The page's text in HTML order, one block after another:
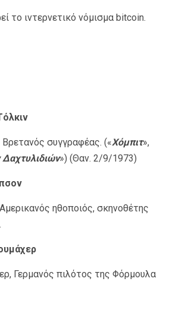
το ιντερνετικό νόμισμα bitcoin.
Βρετανός συγγραφέας. («Χόμπιτ»,
») (Θαν. 2/9/1973)
ηθοποιός, σκηνοθέτης
Γερμανός πιλότος της Φόρμουλα